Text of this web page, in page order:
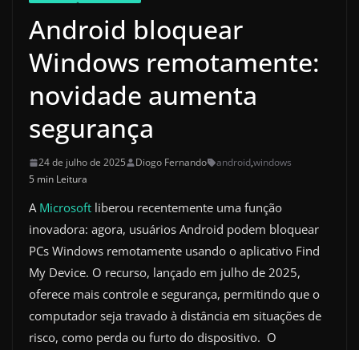
Android bloquear
Windows remotamente:
novidade aumenta
segurança
24 de julho de 2025 Diogo Fernando android,windows
5 min Leitura
A Microsoft liberou recentemente uma função
inovadora: agora, usuários Android podem bloquear
PCs Windows remotamente usando o aplicativo Find
My Device. O recurso, lançado em julho de 2025,
oferece mais controle e segurança, permitindo que o
computador seja travado à distância em situações de
risco, como perda ou furto do dispositivo. O